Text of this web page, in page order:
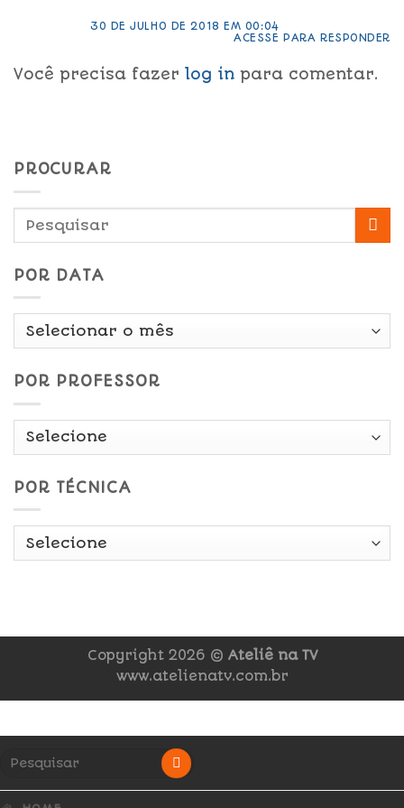
30 DE JULHO DE 2018 EM 00:04
ACESSE PARA RESPONDER
Você precisa fazer log in para comentar.
PROCURAR
POR DATA
Por
POR PROFESSOR
POR TÉCNICA
Copyright 2026 © Ateliê na TV
www.atelienatv.com.br